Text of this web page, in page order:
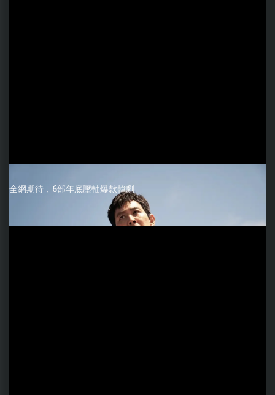
全網期待，6部年底壓軸爆款韓劇